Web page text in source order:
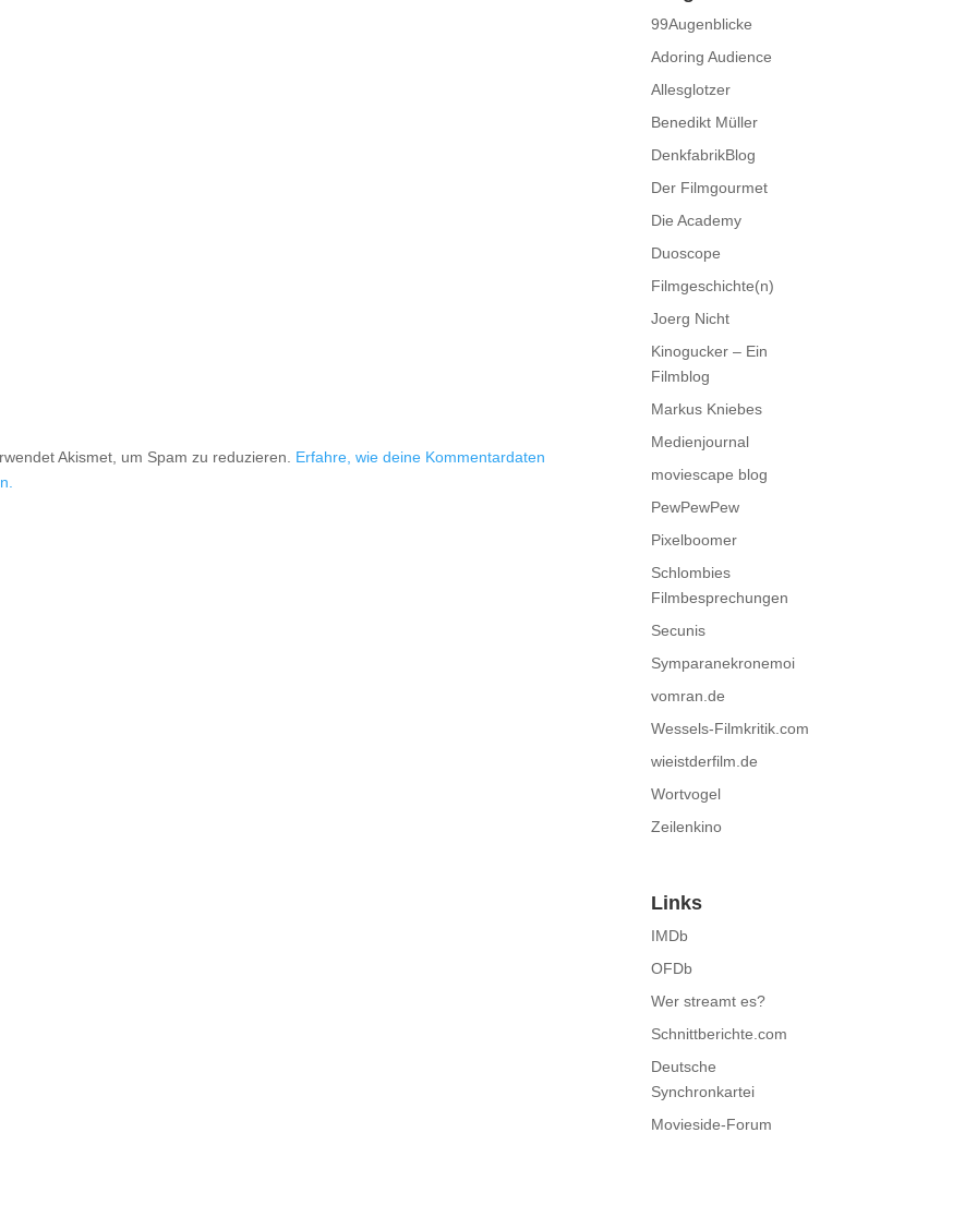
Akismet, um Spam zu reduzieren. Erfahre, wie deine Kommentardaten
99Augenblicke
Adoring Audience
Allesglotzer
Benedikt Müller
DenkfabrikBlog
Der Filmgourmet
Die Academy
Duoscope
Filmgeschichte(n)
Joerg Nicht
Kinogucker – Ein
Filmblog
Markus Kniebes
Medienjournal
moviescape blog
PewPewPew
Pixelboomer
Schlombies
Filmbesprechungen
Secunis
Symparanekronemoi
vomran.de
Wessels-Filmkritik.com
wieistderfilm.de
Wortvogel
Zeilenkino
Links
IMDb
OFDb
Wer streamt es?
Schnittberichte.com
Deutsche
Synchronkartei
Movieside-Forum